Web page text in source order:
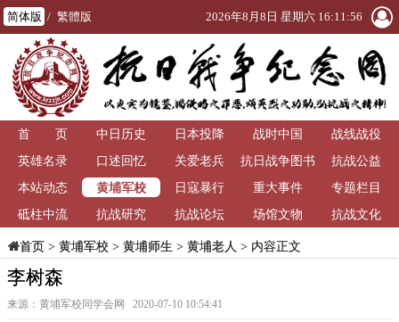
简体版 / 繁體版 2026年8月8日 星期六 16:11:56
首 页 中日历史 日本投降 战时中国
战线战役
英雄名录
口述回忆 关爱老兵
抗日战争图书
馆
抗战公益
本站动态
黄埔军校 日寇暴行 重大事件
专题栏目
砥柱中流
抗战研究 抗战论坛 场馆文物 抗战文化
首页> 黄埔军校> 黄埔师生 > 黄埔老人 > 内容正文
李树森
来源：黄埔军校同学会网 2020-07-10 10:54:41